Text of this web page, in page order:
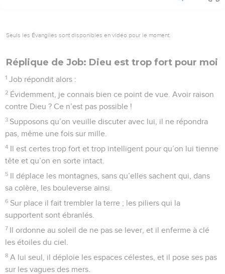
Seuls les Évangiles sont disponibles en vidéo pour le moment.
Réplique de Job: Dieu est trop fort pour moi
1 Job répondit alors :
2 Évidemment, je connais bien ce point de vue. Avoir raison
contre Dieu ? Ce n’est pas possible !
3 Supposons qu’on veuille discuter avec lui, il ne répondra
pas, même une fois sur mille.
4 Il est certes trop fort et trop intelligent pour qu’on lui tienne
tête et qu’on en sorte intact.
5 Il déplace les montagnes, sans qu’elles sachent qui, dans
sa colère, les bouleverse ainsi.
6 Sur place il fait trembler la terre ; les piliers qui la
supportent sont ébranlés.
7 Il ordonne au soleil de ne pas se lever, et il enferme à clé
les étoiles du ciel.
8 A lui seul, il déploie les espaces célestes, et il pose ses pas
sur les vagues des mers.